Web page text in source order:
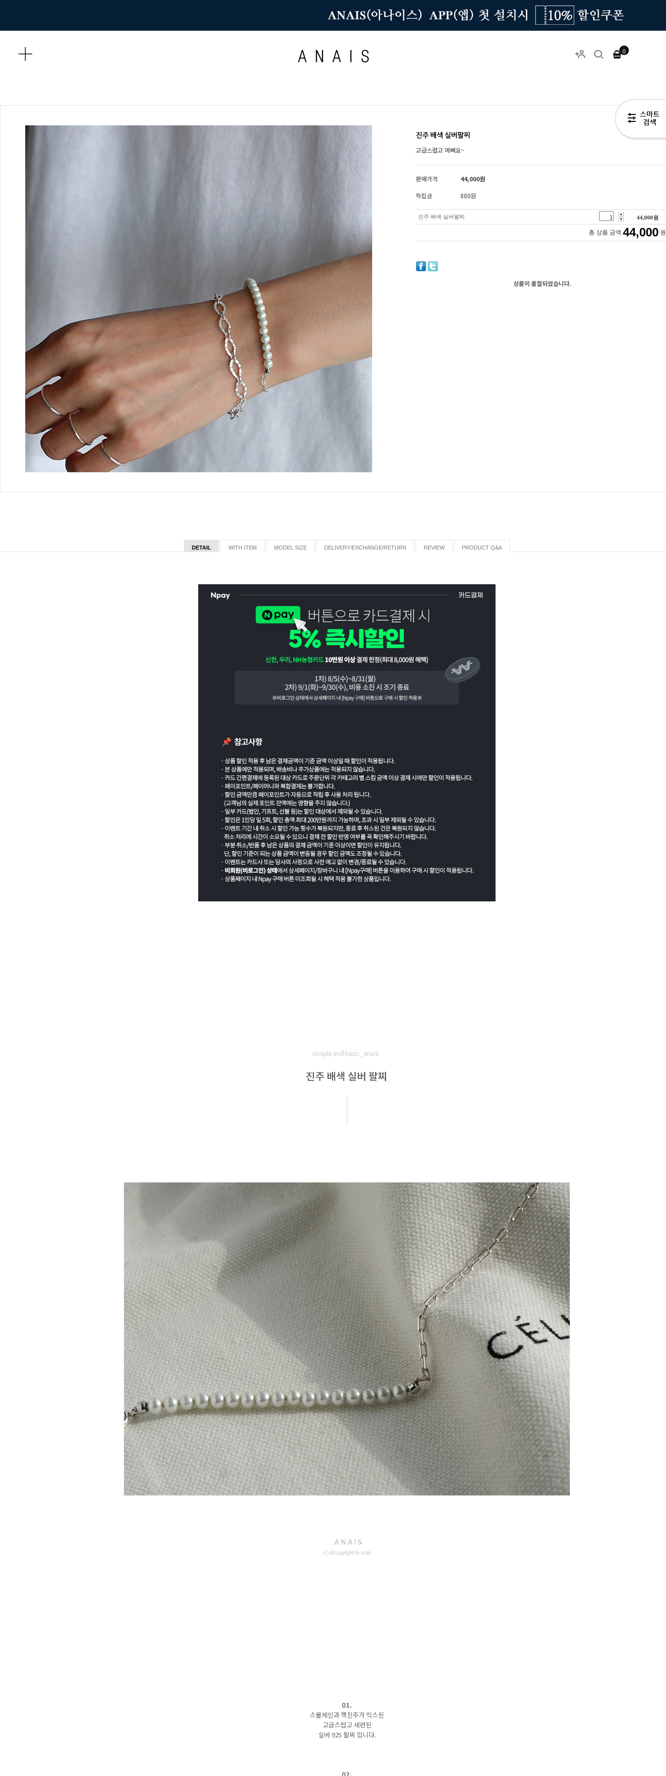
0
진주 배색 실버팔찌
고급스럽고 예뻐요~
판매가격 44,000원
적립금
880원
진주 배색 실버팔찌 44,000원
총 상품 금액 44,000 원
상품이 품절되었습니다.
DETAIL WITH ITEM MODEL SIZE DELIVERY/EXCHANGE/RETURN REVIEW PRODUCT Q&A
01.
스몰체인과 핵진주가 믹스된
고급스럽고 세련된
실버 925 팔찌 입니다.